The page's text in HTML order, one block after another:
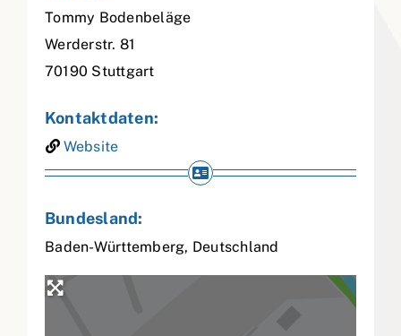
Tommy Bodenbeläge
Werderstr. 81
70190 Stuttgart
Kontaktdaten:
Website
Bundesland:
Baden-Württemberg, Deutschland